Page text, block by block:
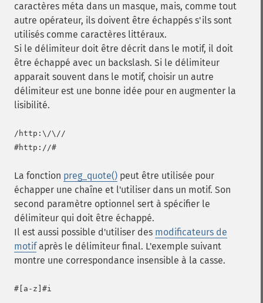
caractères méta dans un masque, mais, comme tout
autre opérateur, ils doivent être échappés s'ils sont
utilisés comme caractères littéraux.
Si le délimiteur doit être décrit dans le motif, il doit
être échappé avec un backslash. Si le délimiteur
apparait souvent dans le motif, choisir un autre
délimiteur est une bonne idée pour en augmenter la
lisibilité.
/http:\/\//
La fonction preg_quote() peut être utilisée pour
échapper une chaîne et l'utiliser dans un motif. Son
second paramètre optionnel sert à spécifier le
délimiteur qui doit être échappé.
Il est aussi possible d'utiliser des modificateurs de
motifaprès le délimiteur final. L'exemple suivant
montre une correspondance insensible à la casse.